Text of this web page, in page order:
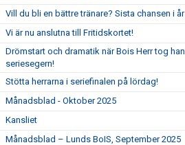
Vill du bli en bättre tränare? Sista chansen i
Vi är nu anslutna till Fritidskortet!
Drömstart och dramatik när Bois Herr tog
seriesegern!
Stötta herrarna i seriefinalen på lördag!
Månadsblad - Oktober 2025
Kansliet
Månadsblad – Lunds BoIS, September 2025